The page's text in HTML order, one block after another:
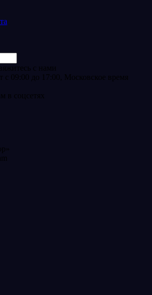
с нами
с 09:00 до 17:00, Московское время
в соцсетях